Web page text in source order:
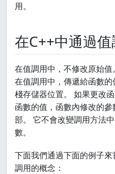
用。
在C++中通過值
在值調用中，不修改原始值。
在值調用中，傳遞給函數
棧存儲器位置。 如果更改
函數的值，函數內修改的
部。 它不會改變調用方法
數。
下面我們通過下面的例子
調用的概念：